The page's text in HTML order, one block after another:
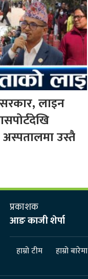
लाइन
अस्पतालमा उस्तै
प्रकाशक
आङ काजी शेर्पा
हाम्रो टीम हाम्रो बारेमा